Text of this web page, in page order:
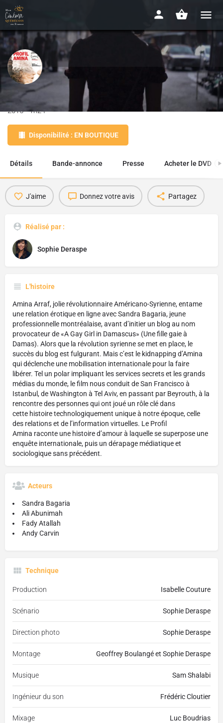
Le profil Amina
2015 - 1h24
Disponibilité : EN BOUTIQUE
Détails Bande-annonce Presse Acheter le DVD 1
J'aime Donnez votre avis Partagez
Réalisé par :
Sophie Deraspe
L'histoire
Amina Arraf, jolie révolutionnaire Américano-Syrienne, entame
une relation érotique en ligne avec Sandra Bagaria, jeune
professionnelle montréalaise, avant d’initier un blog au nom
provocateur de «A Gay Girl in Damascus» (Une fille gaie à
Damas). Alors que la révolution syrienne se met en place, le
succès du blog est fulgurant. Mais c’est le kidnapping d’Amina
qui déclenche une mobilisation internationale pour la faire
libérer. Tel un polar impliquant les services secrets et les grands
médias du monde, le film nous conduit de San Francisco à
Istanbul, de Washington à Tel Aviv, en passant par Beyrouth, à la
rencontre des personnes qui ont joué un rôle clé dans
cette histoire technologiquement unique à notre époque, celle
des relations et de l’information virtuelles. Le Profil
Amina raconte une histoire d’amour à laquelle se superpose une
enquête internationale, puis un dérapage médiatique et
sociologique sans précédent.
Acteurs
Sandra Bagaria
Ali Abunimah
Fady Atallah
Andy Carvin
Technique
Production Isabelle Couture
Scénario Sophie Deraspe
Direction photo Sophie Deraspe
Montage Geoffrey Boulangé et Sophie Deraspe
Musique Sam Shalabi
Ingénieur du son Frédéric Cloutier
Mixage Luc Boudrias